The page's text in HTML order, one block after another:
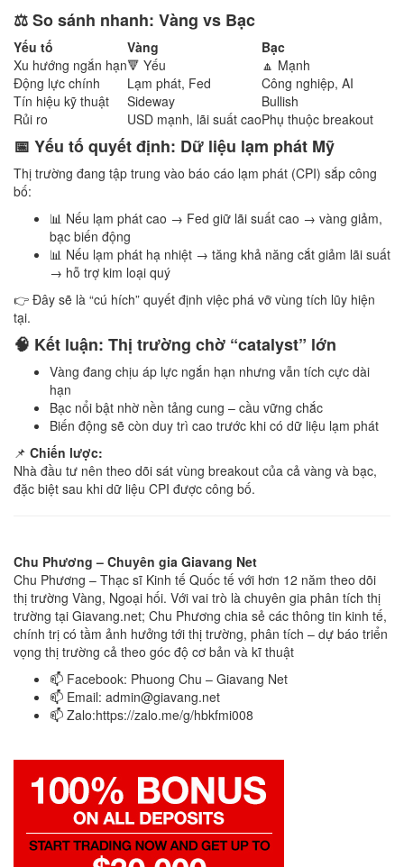
⚖️ So sánh nhanh: Vàng vs Bạc
Yếu tố Vàng
Bạc
Xu hướng ngắn hạn🔻 Yếu
🔼 Mạnh
Động lực chính
Lạm phát, Fed
Công nghiệp, AI
Tín hiệu kỹ thuật
Sideway
Bullish
Rủi ro
USD mạnh, lãi suất caoPhụ thuộc breakout
📅 Yếu tố quyết định: Dữ liệu lạm phát Mỹ
Thị trường đang tập trung vào báo cáo lạm phát (CPI) sắp công
bố:
📊 Nếu lạm phát cao → Fed giữ lãi suất cao → vàng giảm,
bạc biến động
📊 Nếu lạm phát hạ nhiệt → tăng khả năng cắt giảm lãi suất
→ hỗ trợ kim loại quý
👉 Đây sẽ là “cú hích” quyết định việc phá vỡ vùng tích lũy hiện
tại.
🧠 Kết luận: Thị trường chờ “catalyst” lớn
Vàng đang chịu áp lực ngắn hạn nhưng vẫn tích cực dài
hạn
Bạc nổi bật nhờ nền tảng cung – cầu vững chắc
Biến động sẽ còn duy trì cao trước khi có dữ liệu lạm phát
📌 Chiến lược:
Nhà đầu tư nên theo dõi sát vùng breakout của cả vàng và bạc,
đặc biệt sau khi dữ liệu CPI được công bố.
Chu Phương – Chuyên gia Giavang Net
Chu Phương – Thạc sĩ Kinh tế Quốc tế với hơn 12 năm theo dõi
thị trường Vàng, Ngoại hối. Với vai trò là chuyên gia phân tích thị
trường tại Giavang.net; Chu Phương chia sẻ các thông tin kinh tế,
chính trị có tầm ảnh hưởng tới thị trường, phân tích – dự báo triển
vọng thị trường cả theo góc độ cơ bản và kĩ thuật
📫 Facebook: Phuong Chu – Giavang Net
📫 Email: admin@giavang.net
📫 Zalo:https://zalo.me/g/hbkfmi008